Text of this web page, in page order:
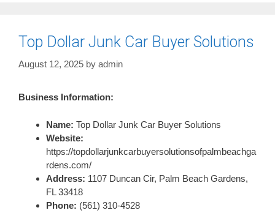
Top Dollar Junk Car Buyer Solutions
August 12, 2025 by admin
Business Information:
Name: Top Dollar Junk Car Buyer Solutions
Website:
https://topdollarjunkcarbuyersolutionsofpalmbeachga
rdens.com/
Address: 1107 Duncan Cir, Palm Beach Gardens,
FL 33418
Phone: (561) 310-4528